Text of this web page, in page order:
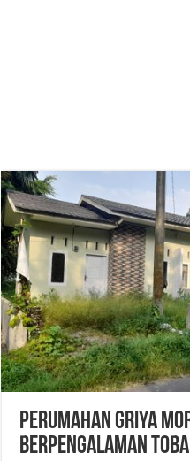
Perumahan Griya
berpengalaman